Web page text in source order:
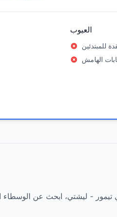
العيوب
للمبتدئين
الهامش
تيمور - ليشتي، ابحث عن